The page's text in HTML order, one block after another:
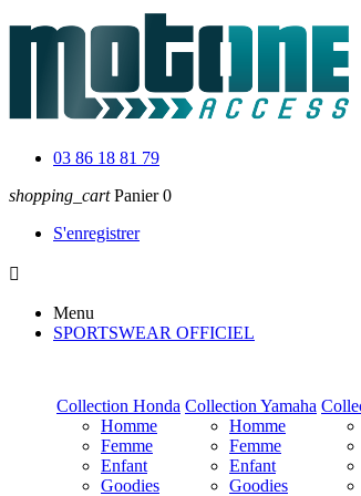
03 86 18 81 79
shopping_cart Panier 0
S'enregistrer

Menu
SPORTSWEAR OFFICIEL
Collection Honda
Homme
Femme
Enfant
Goodies
Collection Yamaha
Homme
Femme
Enfant
Goodies